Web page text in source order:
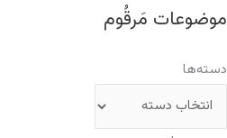
موضوعات مَرقُوم
دسته‌ها